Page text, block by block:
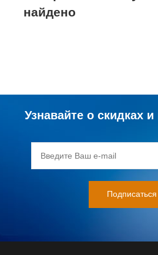
найдено
Узнавайте о скидках